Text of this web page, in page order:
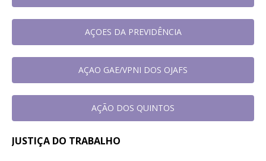
AÇOES DA PREVIDÊNCIA
AÇAO GAE/VPNI DOS OJAFS
AÇÃO DOS QUINTOS
JUSTIÇA DO TRABALHO